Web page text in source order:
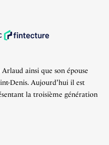
ainsi que son épouse
Denis. Aujourd'hui il est
la troisième génération